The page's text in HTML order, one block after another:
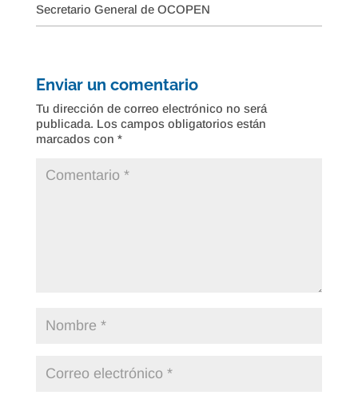
Secretario General de OCOPEN
Enviar un comentario
Tu dirección de correo electrónico no será
publicada. Los campos obligatorios están
marcados con *